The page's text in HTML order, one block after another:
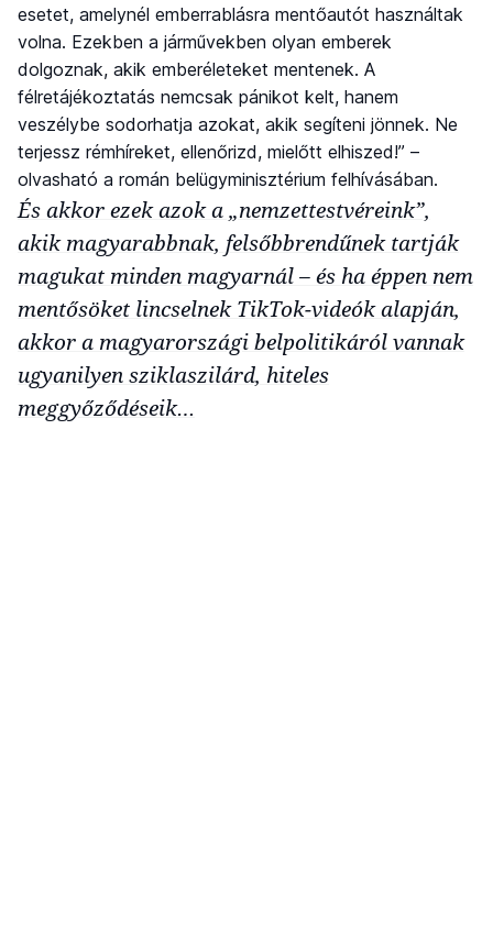
esetet, amelynél emberrablásra mentőautót használtak
volna. Ezekben a járművekben olyan emberek
dolgoznak, akik emberéleteket mentenek. A
félretájékoztatás nemcsak pánikot kelt, hanem
veszélybe sodorhatja azokat, akik segíteni jönnek. Ne
terjessz rémhíreket, ellenőrizd, mielőtt elhiszed!” –
olvasható a román belügyminisztérium felhívásában.
És akkor ezek azok a „nemzettestvéreink”,
akik magyarabbnak, felsőbbrendűnek tartják
magukat minden magyarnál – és ha éppen nem
mentősöket lincselnek TikTok-videók alapján,
akkor a magyarországi belpolitikáról vannak
ugyanilyen sziklaszilárd, hiteles
meggyőződéseik…